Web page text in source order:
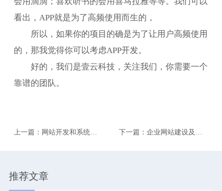
看出，APP就是为了高频使用而生的，
所以，如果你的项目的确是为了让用户高频使用
的，那我觉得你可以考虑APP开发。
好的，我们是壹云科技，关注我们，你需要一个
靠谱的团队。
上一篇：网站开发和系统软
下一篇：企业网站建设及内
推荐文章